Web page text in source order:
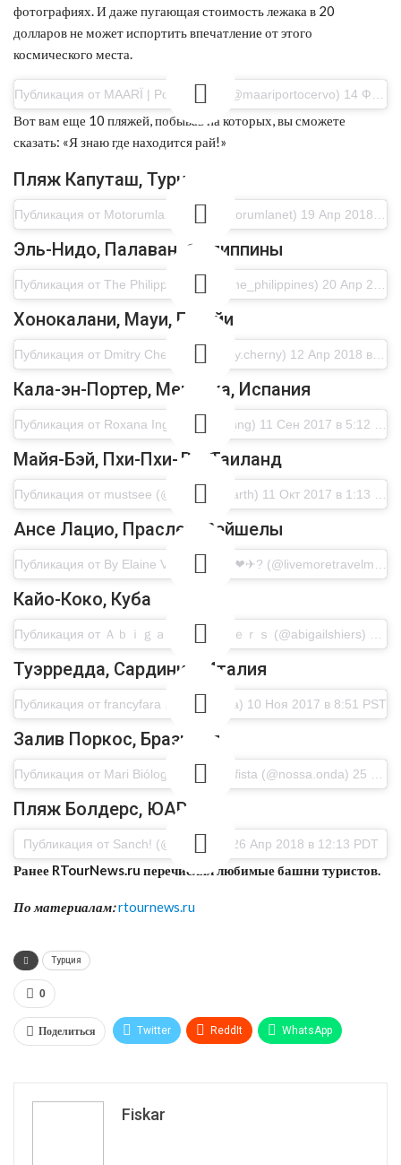
фотографиях. И даже пугающая стоимость лежака в 20
долларов не может испортить впечатление от этого
космического места.
Вот вам еще 10 пляжей, побывав на которых, вы сможете
сказать: «Я знаю где находится рай!»
Пляж Капуташ, Турция
Эль-Нидо, Палаван, Филиппины
Хонокалани, Мауи, Гавайи
Кала-эн-Портер, Менорка, Испания
Майя-Бэй, Пхи-Пхи-Ле, Таиланд
Ансе Лацио, Праслен, Сейшелы
Кайо-Коко, Куба
Туэрредда, Сардиния, Италия
Публикация от francyfara (@francyfara) 10 Ноя 2017 в 8:51 PST
Залив Поркос, Бразилия
Пляж Болдерс, ЮАР
Публикация от Sanch! (@chapakia) 26 Апр 2018 в 12:13 PDT
Ранее RTourNews.ru перечислял любимые башни туристов.
По материалам:rtournews.ru
Турция
0
Поделиться Twitter ReddIt WhatsApp
Telegram
Fiskar